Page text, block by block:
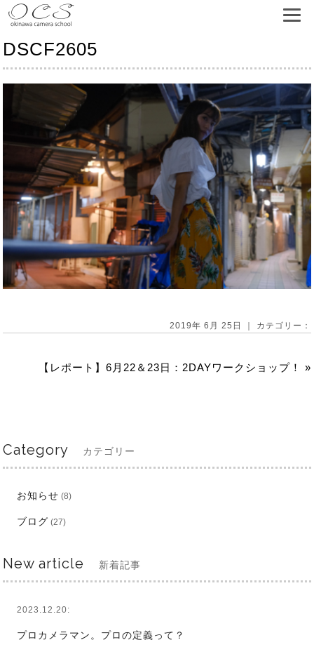
DSCF2605
2019年 6月 25日 ｜ カテゴリー：
【レポート】6月22＆23日：2DAYワークショップ！ »
Category カテゴリー
お知らせ (8)
ブログ (27)
New article 新着記事
2023.12.20:
プロカメラマン。プロの定義って？